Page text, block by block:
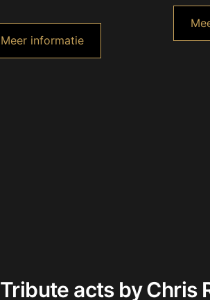
Meer informatie
Tribute acts by Chris